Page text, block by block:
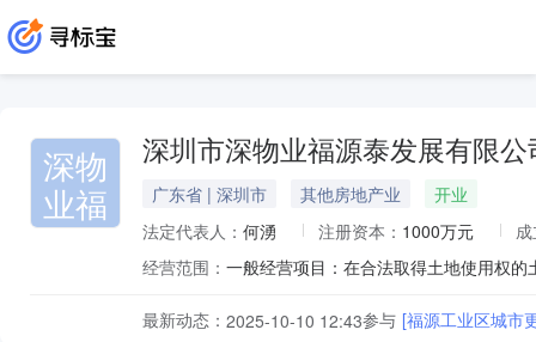
深物
业福
深圳市深物业福源泰发展有限公
广东省 | 深圳市 其他房地产业
开业
法定代表人： 何湧 注册资本： 1000万元
经营范围： 一般经营项目：在合法取得土地使用权
最新动态： 2025-10-10 12:43参与 [福源工业区城市